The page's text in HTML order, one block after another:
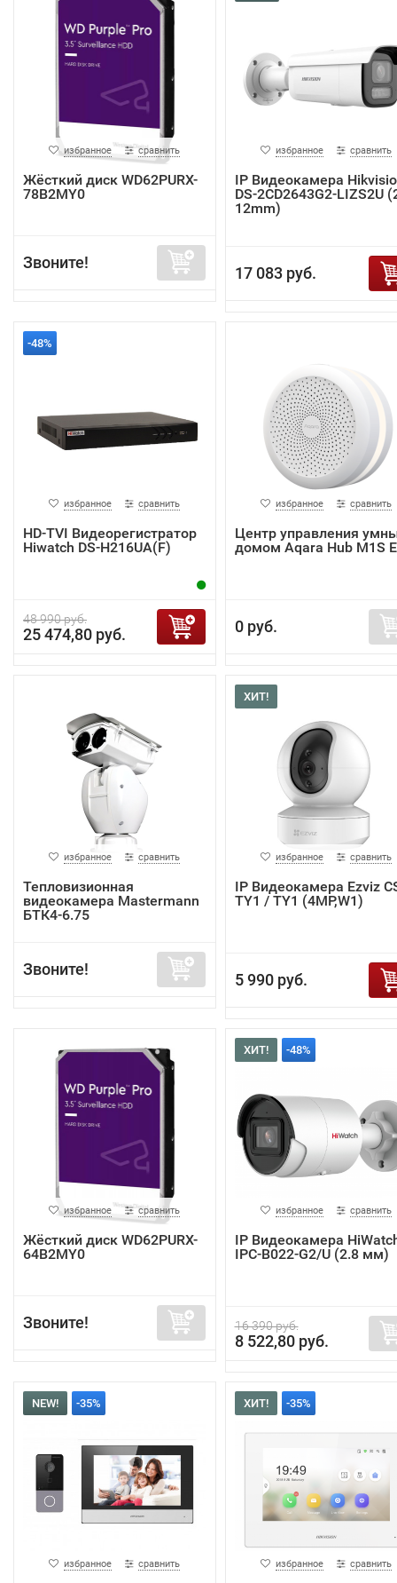
избранное сравнить
Жёсткий диск WD62PURX-
78B2MY0
Звоните!
избранное сравнить
IP Видеокамера
DS-2CD2643G2-LIZS2U
12mm)
17 083 руб.
-48%
избранное сравнить
HD-TVI Видеорегистратор
Hiwatch DS-H216UA(F)
48 990 руб.
25 474,80 руб.
избранное сравнить
Центр управления
домом Aqara Hub M1S
0 руб.
избранное сравнить
Тепловизионная
видеокамера Mastermann
БТК4-6.75
Звоните!
ХИТ!
избранное сравнить
IP Видеокамера Ezviz
TY1 / TY1 (4MP,W1)
5 990 руб.
избранное сравнить
Жёсткий диск WD62PURX-
64B2MY0
Звоните!
ХИТ! -48%
избранное сравнить
IP Видеокамера
IPC-B022-G2/U (2.8 мм)
16 390 руб.
8 522,80 руб.
NEW! -35%
избранное сравнить
ХИТ! -35%
избранное сравнить